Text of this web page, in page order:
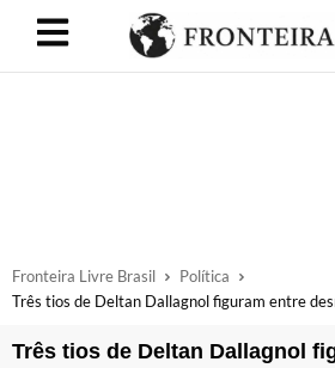
Fronteira Livre Brasil
Política
Três tios de Deltan Dallagnol figuram entre
Três tios de Deltan Dallagnol